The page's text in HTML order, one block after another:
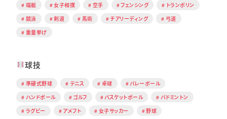
端艇
女子相撲 空手 フェンシング
トランポリン
競泳
剣道 馬術 チアリーディング
弓道
重量挙げ
球技
準硬式野球 テニス 卓球
バレーボール
ハンドボール
ゴルフ バスケットボール
バドミントン
ラグビー
アメフト 女子サッカー
野球